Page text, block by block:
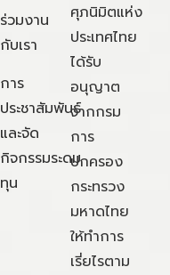
ร่วมงาน
กับเรา
การ
ประชาสัมพันธ์
และจัด
กิจกรรมระดม
ทุน
ศุภนิมิตแห่ง
ประเทศไทย
ได้รับ
อนุญาต
จากกรม
การ
ปกครอง
กระทรวง
มหาดไทย
ให้ทำการ
เรี่ยไรตาม